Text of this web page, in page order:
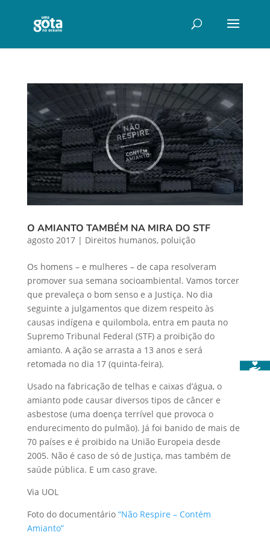
O AMIANTO TAMBÉM NA MIRA DO STF
agosto 2017| Direitos humanos, poluição
Os homens – e mulheres – de capa resolveram
promover sua semana socioambiental. Vamos torcer
que prevaleça o bom senso e a Justiça. No dia
seguinte a julgamentos que dizem respeito às
causas indígena e quilombola, entra em pauta no
Supremo Tribunal Federal (STF) a proibição do
amianto. A ação se arrasta a 13 anos e será
retomada no dia 17 (quinta-feira).
Usado na fabricação de telhas e caixas d’água, o
amianto pode causar diversos tipos de câncer e
asbestose (uma doença terrível que provoca o
endurecimento do pulmão). Já foi banido de mais de
70 países e é proibido na União Europeia desde
2005. Não é caso de só de Justiça, mas também de
saúde pública. E um caso grave.
Via UOL
Foto do documentário “Não Respire – Contém
Amianto”